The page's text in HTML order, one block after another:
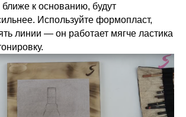
ближе к основанию, будут
Используйте формопласт,
линии — он работает мягче ластика